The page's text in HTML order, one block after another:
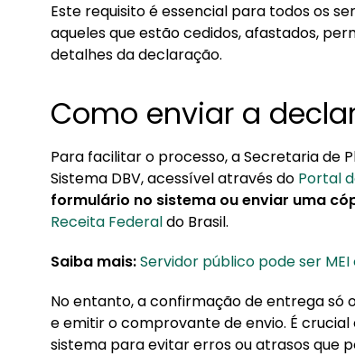
3. Qual a importância da declaração?
Este requisito é essencial para todos os
aqueles que estão cedidos, afastados,
detalhes da declaração.
Como enviar a
Para facilitar o processo, a Secretaria de
Sistema DBV, acessível através do Portal
formulário no sistema ou enviar uma
Receita Federaldo Brasil.
Saiba mais:Servidor público pode ser MEI
No entanto, a confirmação de entrega
e emitir o comprovante de envio. É
sistema para evitar erros ou atrasos que